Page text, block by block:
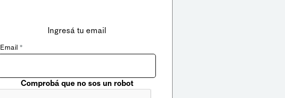
Ingresá tu email
Email *
Comprobá que no sos un robot